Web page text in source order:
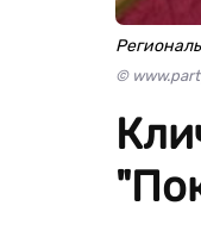
©